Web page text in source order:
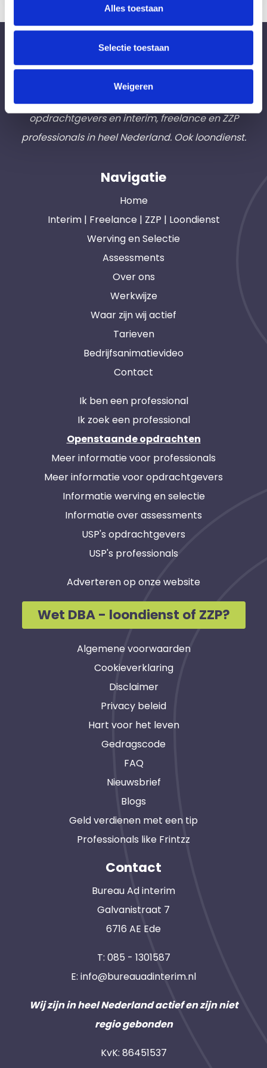
Alles toestaan
Selectie toestaan
Weigeren
Bureau Ad Interim ®
opdrachtgevers en interim, freelance en ZZP
professionals in heel Nederland. Ook loondienst.
Navigatie
Home
Interim | Freelance | ZZP | Loondienst
Werving en Selectie
Assessments
Over ons
Werkwijze
Waar zijn wij actief
Tarieven
Bedrijfsanimatievideo
Contact
Ik ben een professional
Ik zoek een professional
Openstaande opdrachten
Meer informatie voor professionals
Meer informatie voor opdrachtgevers
Informatie werving en selectie
Informatie over assessments
USP's opdrachtgevers
USP's professionals
Adverteren op onze website
Wet DBA - loondienst of ZZP?
Algemene voorwaarden
Cookieverklaring
Disclaimer
Privacy beleid
Hart voor het leven
Gedragscode
FAQ
Nieuwsbrief
Blogs
Geld verdienen met een tip
Professionals like Frintzz
Contact
Bureau Ad interim
Galvanistraat 7
6716 AE Ede
T: 085 - 1301587
E: info@bureauadinterim.nl
Wij zijn in heel Nederland actief en zijn niet
regio gebonden
KvK: 86451537